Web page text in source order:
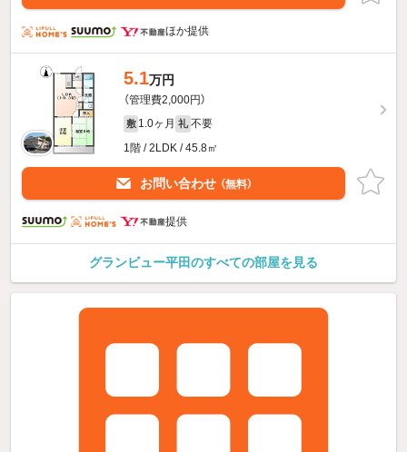
ほか提供
5.1万円
（管理費2,000円）
敷 1.0ヶ月 礼 不要
1階 / 2LDK / 45.8㎡
お問い合わせ （無料）
提供
グランビュー平田のすべての部屋を見る